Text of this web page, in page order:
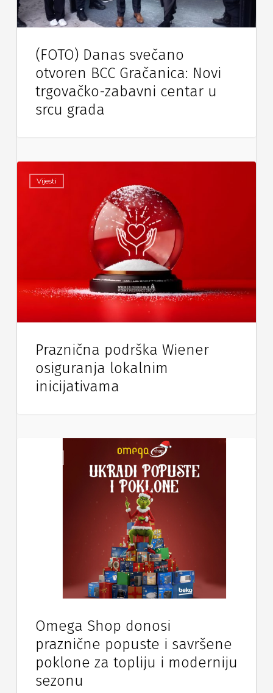
(FOTO) Danas svečano
otvoren BCC Gračanica: Novi
trgovačko-zabavni centar u
srcu grada
Vijesti
Praznična podrška Wiener
osiguranja lokalnim
inicijativama
Omega Shop donosi
praznične popuste i savršene
poklone za topliju i moderniju
sezonu